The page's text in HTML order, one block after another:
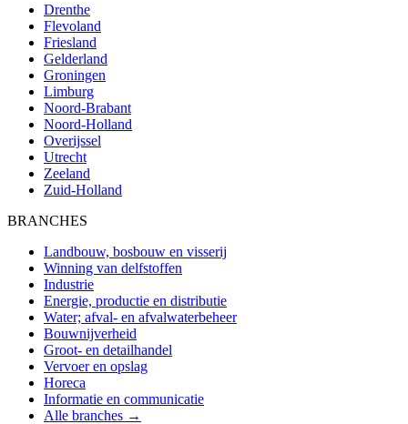
Drenthe
Flevoland
Friesland
Gelderland
Groningen
Limburg
Noord-Brabant
Noord-Holland
Overijssel
Utrecht
Zeeland
Zuid-Holland
BRANCHES
Landbouw, bosbouw en visserij
Winning van delfstoffen
Industrie
Energie, productie en distributie
Water; afval- en afvalwaterbeheer
Bouwnijverheid
Groot- en detailhandel
Vervoer en opslag
Horeca
Informatie en communicatie
Alle branches →